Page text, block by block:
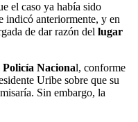
el caso ya había sido
indicó anteriormente, y en
de dar razón del lugar
Policía Nacional, conforme
Uribe sobre que su
Sin embargo, la